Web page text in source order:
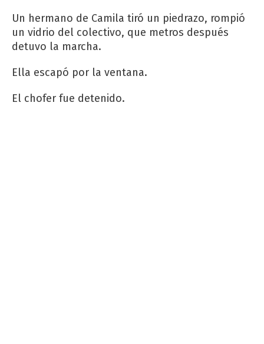
Un hermano de Camila tiró un piedrazo, rompió
un vidrio del colectivo, que metros después
detuvo la marcha.
Ella escapó por la ventana.
El chofer fue detenido.